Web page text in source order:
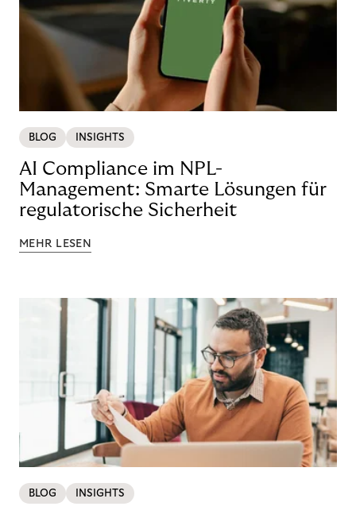
BLOG INSIGHTS
AI Compliance im NPL-
Management: Smarte Lösungen für
regulatorische Sicherheit
MEHR LESEN
BLOG INSIGHTS